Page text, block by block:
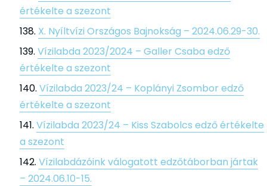
értékelte a szezont
X. Nyíltvízi Országos Bajnokság – 2024.06.29-30.
Vízilabda 2023/2024 – Galler Csaba edző
értékelte a szezont
Vízilabda 2023/24 – Koplányi Zsombor edző
értékelte a szezont
Vízilabda 2023/24 – Kiss Szabolcs edző értékelte
a szezont
Vízilabdázóink válogatott edzőtáborban jártak
– 2024.06.10-15.